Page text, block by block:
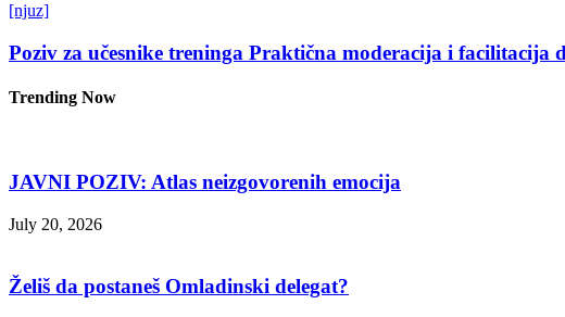
[njuz]
Poziv za učesnike treninga Praktična moderacija i facilitacija
Trending Now
JAVNI POZIV: Atlas neizgovorenih emocija
July 20, 2026
Želiš da postaneš Omladinski delegat?